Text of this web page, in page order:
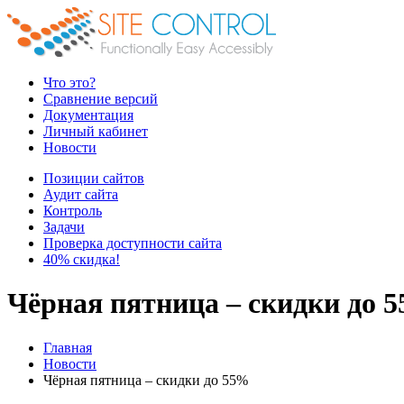
Что это?
Сравнение версий
Документация
Личный кабинет
Новости
Позиции сайтов
Аудит сайта
Контроль
Задачи
Проверка доступности сайта
40% скидка!
Чёрная пятница – скидки до
Главная
Новости
Чёрная пятница – скидки до 55%